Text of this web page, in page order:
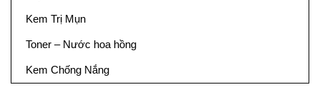
Kem Trị Mụn
Toner – Nước hoa hồng
Kem Chống Nắng